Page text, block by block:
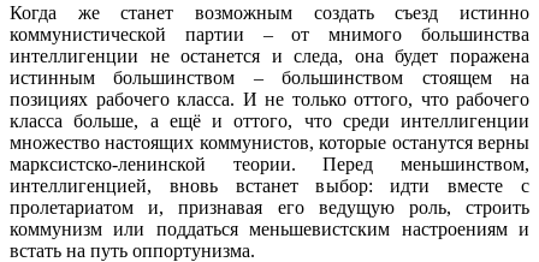
Когда же станет возможным создать съезд истинно
коммунистической партии – от мнимого большинства
интеллигенции не останется и следа, она будет поражена
истинным большинством – большинством стоящем на
позициях рабочего класса. И не только оттого, что рабочего
класса больше, а ещё и оттого, что среди интеллигенции
множество настоящих коммунистов, которые останутся верны
марксистско-ленинской теории. Перед меньшинством,
интеллигенцией, вновь встанет выбор: идти вместе с
пролетариатом и, признавая его ведущую роль, строить
коммунизм или поддаться меньшевистским настроениям и
встать на путь оппортунизма.